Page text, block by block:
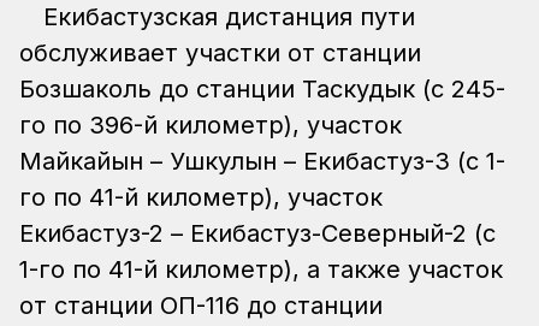
Екибастузская дистанция пути
обслуживает участки от станции
Бозшаколь до станции Таскудык (с 245-
го по 396-й километр), участок
Майкайын – Ушкулын – Екибастуз-3 (с 1-
го по 41-й километр), участок
Екибастуз-2 – Екибастуз-Северный-2 (с
1-го по 41-й километр), а также участок
от станции ОП-116 до станции